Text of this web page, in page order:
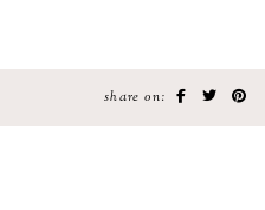
share on: